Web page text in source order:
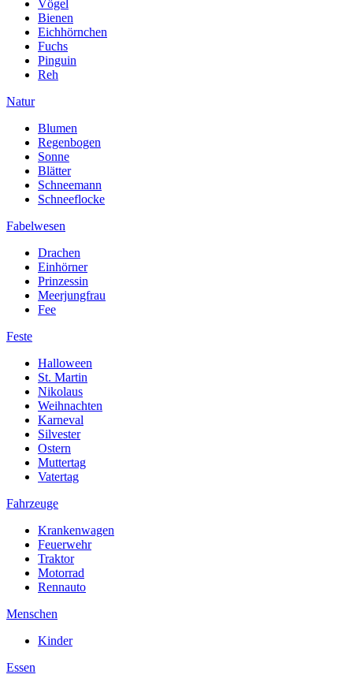
Vögel
Bienen
Eichhörnchen
Fuchs
Pinguin
Reh
Natur
Blumen
Regenbogen
Sonne
Blätter
Schneemann
Schneeflocke
Fabelwesen
Drachen
Einhörner
Prinzessin
Meerjungfrau
Fee
Feste
Halloween
St. Martin
Nikolaus
Weihnachten
Karneval
Silvester
Ostern
Muttertag
Vatertag
Fahrzeuge
Krankenwagen
Feuerwehr
Traktor
Motorrad
Rennauto
Menschen
Kinder
Essen